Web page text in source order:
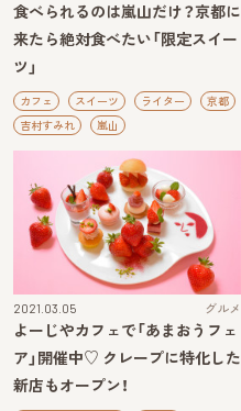
食べられるのは嵐山だけ？京都に
来たら絶対食べたい「限定スイー
ツ」
カフェ スイーツ ライター
京都
吉村すみれ
嵐山
2021.03.05 グルメ
よーじやカフェで「あまおうフェ
ア」開催中♡ クレープに特化した
新店もオープン！